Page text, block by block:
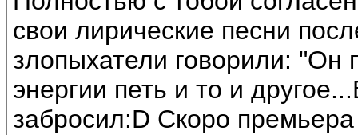
свои лирические песни
злопыхатели говорили: "Он
энергии петь и то и
забросил:D Скоро